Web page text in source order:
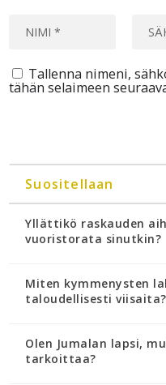
Tallenna nimeni,
tähän selaimeen
Suositellaan
Yllättikö raskauden
vuoristorata sinutkin?
Miten kymmenysten
taloudellisesti viisaita?
Olen Jumalan lapsi,
tarkoittaa?